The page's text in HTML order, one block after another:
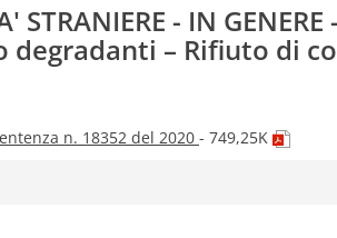
STRANIERE - IN
– Rifiuto di
n. 18352 del 2020 - 749,25K
(PDF-